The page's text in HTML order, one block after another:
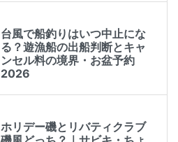
台風で船釣りはいつ中止にな
る？遊漁船の出船判断とキャ
ンセル料の境界・お盆予約
2026
ホリデー磯とリバティクラブ